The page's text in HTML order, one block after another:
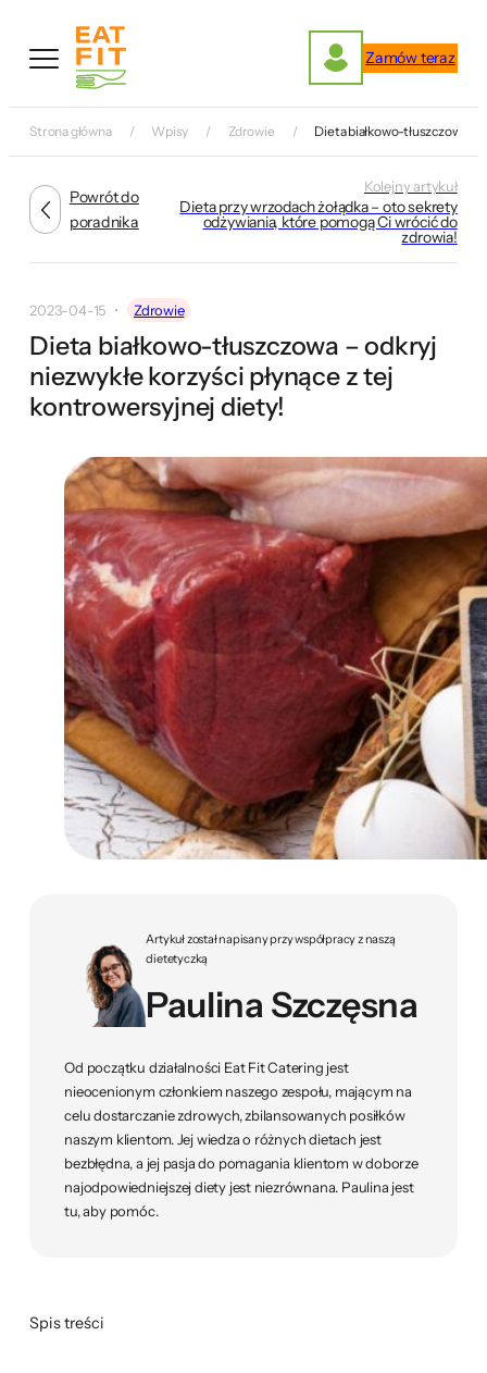
treści
Zamów teraz
Strona główna Wpisy Zdrowie Dieta białkowo-tłuszczowa –
Powrót do
poradnika
Kolejny artykuł
Dieta przy wrzodach żołądka – oto sekrety
odżywiania, które pomogą Ci wrócić do
zdrowia!
2023-04-15 Zdrowie
Dieta białkowo-tłuszczowa – odkryj
niezwykłe korzyści płynące z tej
kontrowersyjnej diety!
Artykuł został napisany przy współpracy z naszą
dietetyczką
Paulina Szczęsna
Od początku działalności Eat Fit Catering jest
nieocenionym członkiem naszego zespołu, mającym na
celu dostarczanie zdrowych, zbilansowanych posiłków
naszym klientom. Jej wiedza o różnych dietach jest
bezbłędna, a jej pasja do pomagania klientom w doborze
najodpowiedniejszej diety jest niezrównana. Paulina jest
tu, aby pomóc.
Spis treści